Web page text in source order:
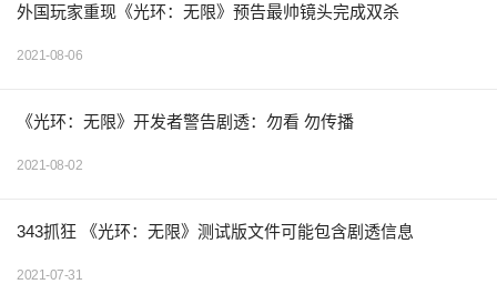
外国玩家重现《光环：无限》预告最帅镜头完成双杀
2021-08-06
《光环：无限》开发者警告剧透：勿看 勿传播
2021-08-02
343抓狂 《光环：无限》测试版文件可能包含剧透信息
2021-07-31